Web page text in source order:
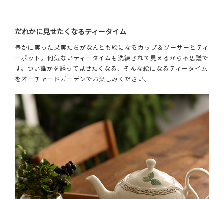
だれかに見せたくなるティータイム
豊かに実った果実たちがなんとも絵になるカップ＆ソーサーとティ
ーポット。何気ないティータイムも洗練されて見えるから不思議で
す。つい誰かを誘って見せたくなる、そんな絵になるティータイム
をオーチャードガーデンでお楽しみください。